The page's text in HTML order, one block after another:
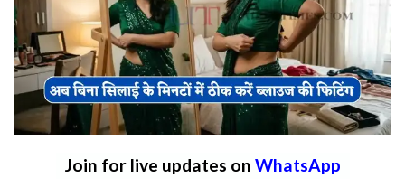
Join for live updates on WhatsApp